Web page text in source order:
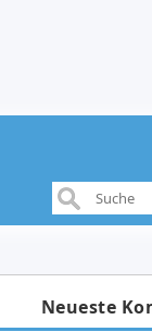
Neueste